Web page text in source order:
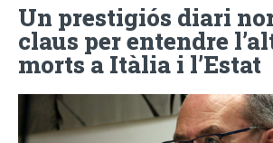
Un prestigiós diari
claus per entendre
morts a Itàlia i l’Estat